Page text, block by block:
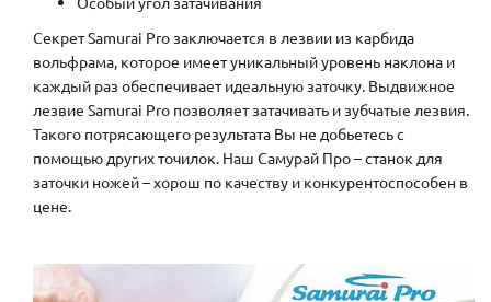
Секрет Samurai Pro заключается в лезвии из карбида
вольфрама, которое имеет уникальный уровень наклона и
каждый раз обеспечивает идеальную заточку. Выдвижное
лезвие Samurai Pro позволяет затачивать и зубчатые лезвия.
Такого потрясающего результата Вы не добьетесь с
помощью других точилок. Наш Самурай Про – станок для
заточки ножей – хорош по качеству и конкурентоспособен в
цене.